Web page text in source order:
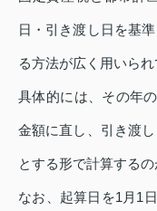
日・引き渡し日を基
る方法が広く用いられ
具体的には、その年
金額に直し、引き渡
とする形で計算するの
なお、起算日を1月1